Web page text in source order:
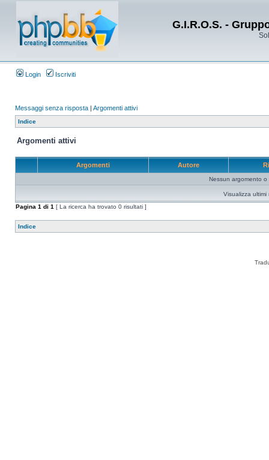
G.I.R.O.S. -
Login Iscriviti
Messaggi senza risposta | Argomenti attivi
Indice
Argomenti attivi
Argomenti Autore
Nessun argomento o
Visualizza ultimi
Pagina 1 di 1 [ La ricerca ha trovato 0 risultati ]
Indice